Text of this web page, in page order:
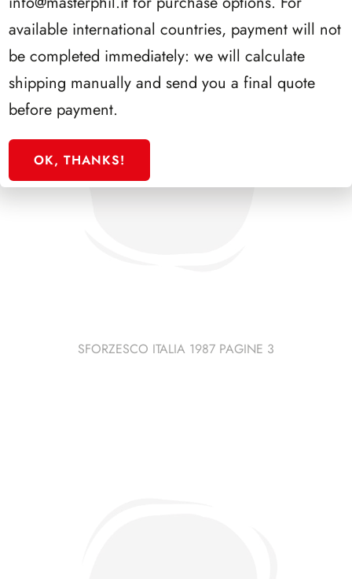
SFORZESCO ITALIA 1987 PAGINE 3
available international countries, payment will not
be completed immediately: we will calculate
shipping manually and send you a final quote
before payment.
OK, THANKS!